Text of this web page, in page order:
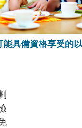
能具備資格享受的